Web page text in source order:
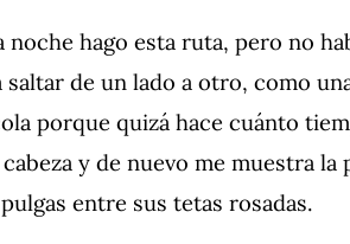
noche hago esta ruta, pero no
de un lado a otro, como
porque quizá hace cuánto
y de nuevo me muestra la
entre sus tetas rosadas.